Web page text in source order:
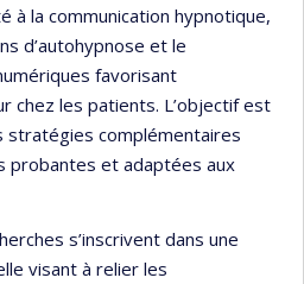
à la communication hypnotique,
d’autohypnose et le
favorisant
chez les patients. L’objectif est
stratégies complémentaires
probantes et adaptées aux
s’inscrivent dans une
visant à relier les